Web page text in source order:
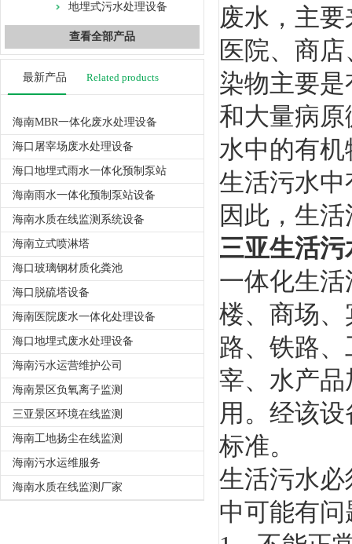
地埋式污水处理设备
查看全部产品
最新产品 Related products
海南MBR一体化废水处理设备
海口屠宰场废水处理设备
海口地埋式雨水一体化预制泵站
海南雨水一体化预制泵站设备
海南水质在线监测系统设备
海南立式喷淋塔
海口玻璃钢材质化粪池
海口脱硫塔设备
海南医院废水一体化处理设备
海口地埋式废水处理设备
海南污水运营维护公司
海南景区负氧离子监测
三亚景区环境在线监测
海南工地扬尘在线监测
海南污水运维服务
海南水质在线监测厂家
废水，主
医院、商
染物主要
和大量病
水中的有
生活污水
因此，生
三亚生活
一体化生
楼、商场
路、铁路
宰、水产
用。经该
标准。
生活污水
中可能有